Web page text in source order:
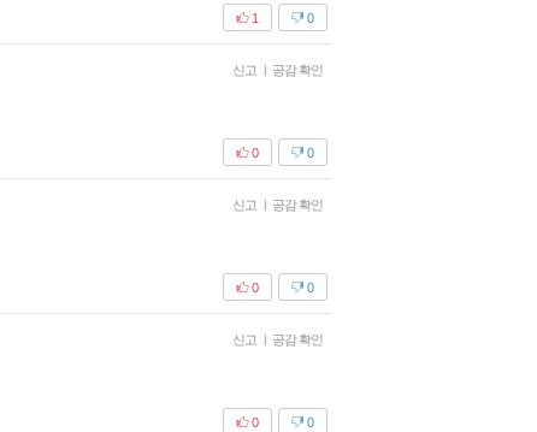
0
1
신고 | 공감 확인
0
0
신고 | 공감 확인
0
0
신고 | 공감 확인
0
0